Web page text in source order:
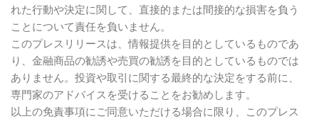
れた行動や決定に関して、直接的または間接的な損害を負う
ことについて責任を負いません。
このプレスリリースは、情報提供を目的としているものであ
り、金融商品の勧誘や売買の勧誘を目的としているものでは
ありません。投資や取引に関する最終的な決定をする前に、
専門家のアドバイスを受けることをお勧めします。
以上の免責事項にご同意いただける場合に限り、このプレス